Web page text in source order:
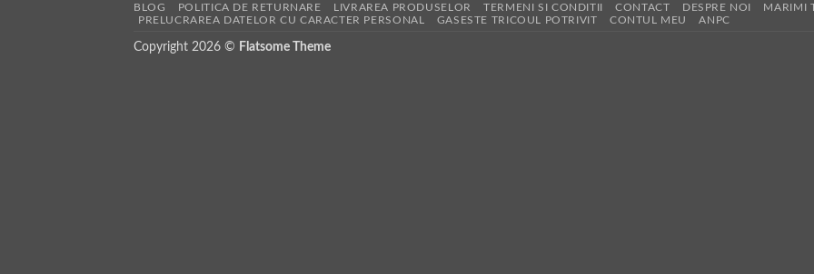
BLOG POLITICA DE RETURNARE LIVRAREA PRODUSELOR TERMENI SI CONDITII CONTACT DESPRE NOI
MARIMI
PRELUCRAREA DATELOR CU CARACTER PERSONAL
GASESTE TRICOUL POTRIVIT CONTUL MEU ANPC
Copyright 2026 © Flatsome Theme